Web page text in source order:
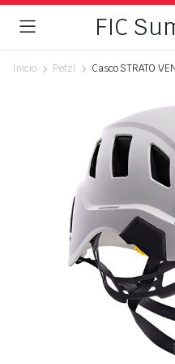
FIC
Inicio Petzl Casco STRATO